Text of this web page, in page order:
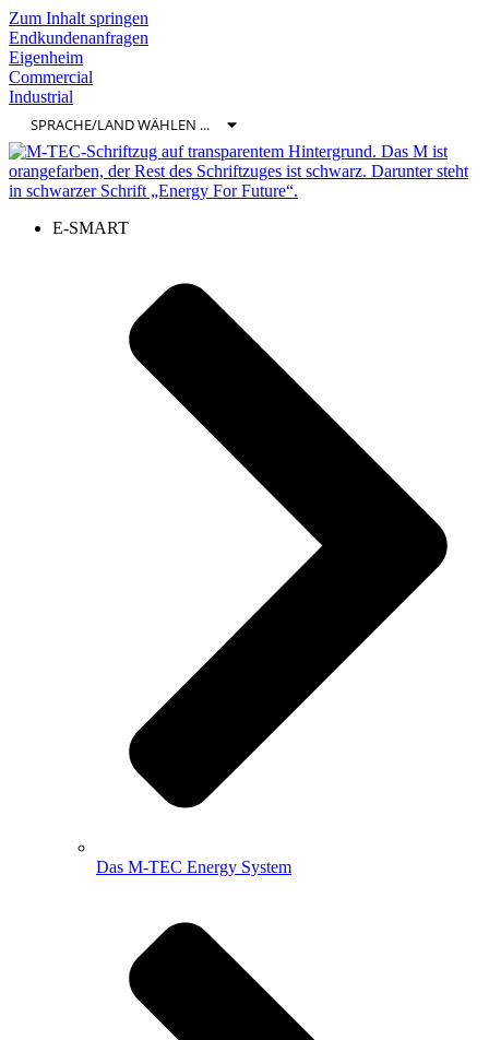
Zum Inhalt springen
Endkundenanfragen
Eigenheim
Commercial
Industrial
E-SMART
Das M-TEC Energy System